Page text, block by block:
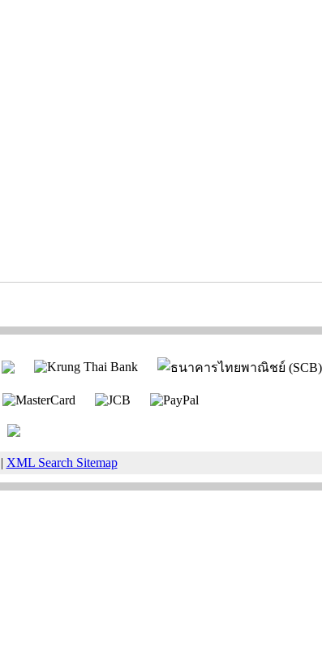
XML Search Sitemap